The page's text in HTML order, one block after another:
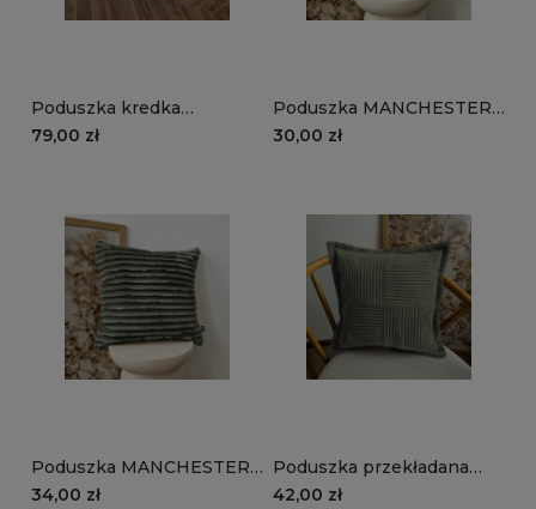
Poduszka kredka
MANCHESTER LN37 |
79,00 zł
Poduszka MANCHESTER
LN37 | oliwkowy
30,00 zł
Poduszka MANCHESTER
TL37 | oliwkowy
34,00 zł
Poduszka przekładana
MANCHESTER LN37 |
42,00 zł